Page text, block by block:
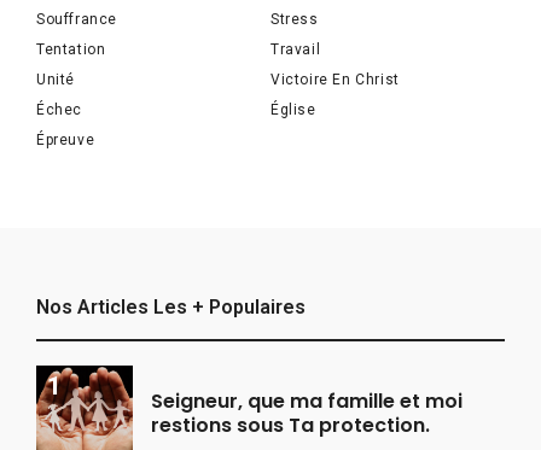
Souffrance
Stress
Tentation
Travail
Unité
Victoire En Christ
Échec
Église
Épreuve
Nos Articles Les + Populaires
Seigneur, que ma famille et moi
restions sous Ta protection.